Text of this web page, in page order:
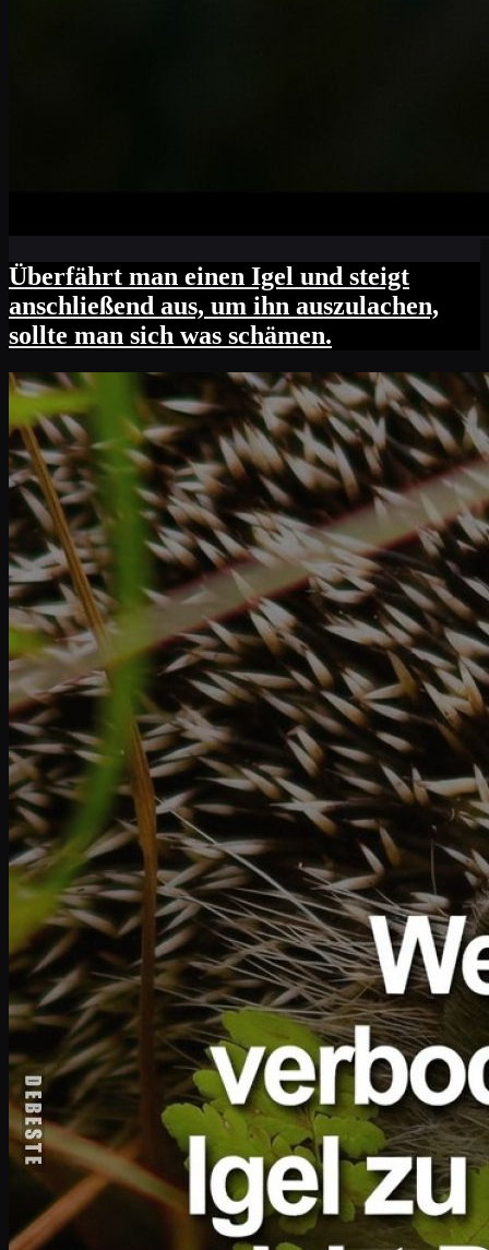
Überfährt man einen Igel und steigt
anschließend aus, um ihn auszulachen,
sollte man sich was schämen.